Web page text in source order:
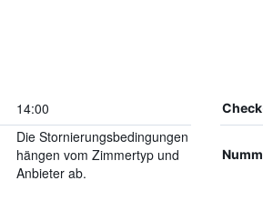
14:00
Die Stornierungsbedingungen
hängen vom Zimmertyp und
Anbieter ab.